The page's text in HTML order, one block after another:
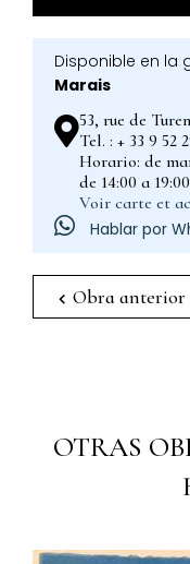
Disponible en la
Marais
53, rue de
Tel. : + 33 9 52
Horario: de
de 14:00 a 19:00
Voir carte et
Hablar por
Obra anterior
OTRAS